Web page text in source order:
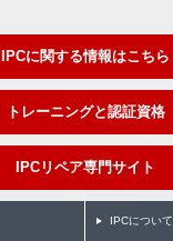
IPCに関する情報はこちら
トレーニングと認証資格
IPCリペア専門サイト
IPCについて